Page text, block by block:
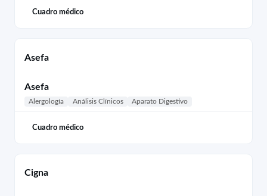
Cuadro médico
Asefa
Asefa
Alergología Análisis Clínicos Aparato Digestivo
Cuadro médico
Cigna